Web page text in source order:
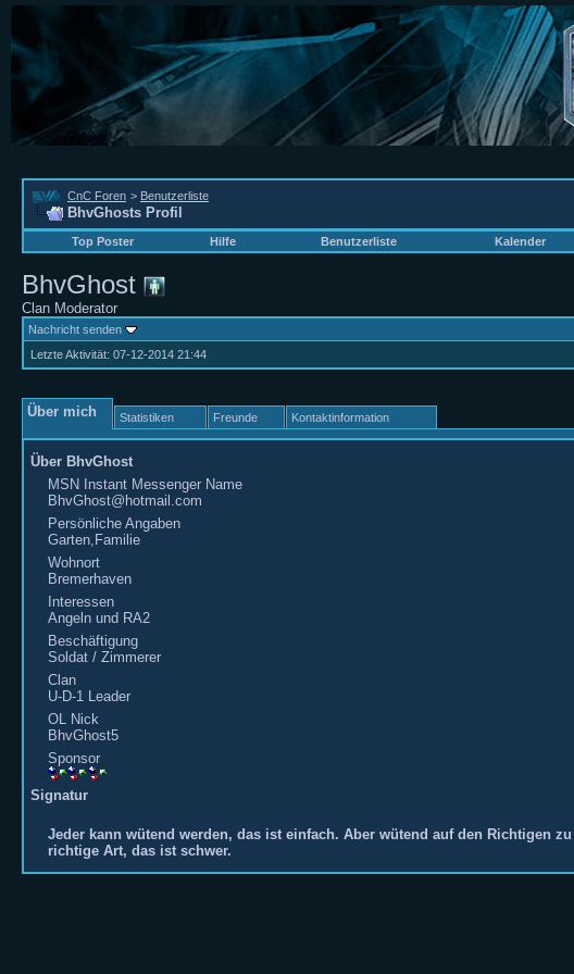
CnC Foren > Benutzerliste
BhvGhosts Profil
Top Poster
Hilfe Benutzerliste Kalender
BhvGhost
Clan Moderator
Nachricht senden
Letzte Aktivität: 07-12-2014 21:44
Über mich Statistiken Freunde Kontaktinformation
Über BhvGhost
MSN Instant Messenger Name
BhvGhost@hotmail.com
Persönliche Angaben
Garten,Familie
Wohnort
Bremerhaven
Interessen
Angeln und RA2
Beschäftigung
Soldat / Zimmerer
Clan
U-D-1 Leader
OL Nick
BhvGhost5
Sponsor
Signatur
Jeder kann wütend werden, das ist einfach. Aber wütend auf den Richtigen
richtige Art, das ist schwer.